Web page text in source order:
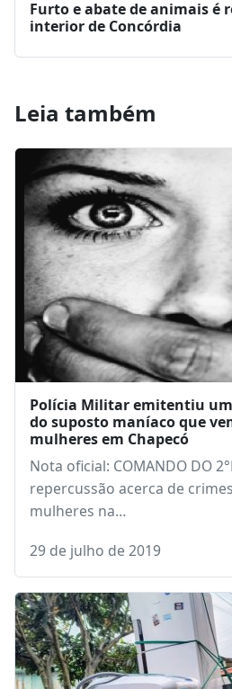
Furto e abate de animais é
interior de Concórdia
Leia também
Polícia Militar emitentiu
do suposto maníaco que
mulheres em Chapecó
Nota oficial: COMANDO DO
repercussão acerca de
mulheres na…
29 de julho de 2019